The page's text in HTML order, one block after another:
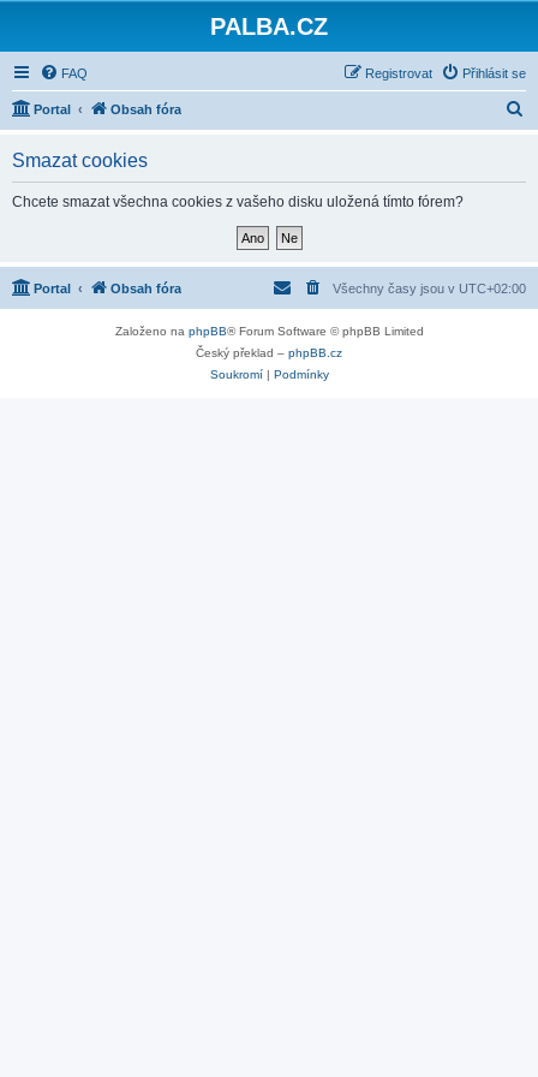
PALBA.CZ
FAQ Přihlásit se
Registrovat
Portal Obsah fóra
Smazat cookies
Chcete smazat všechna cookies z vašeho disku uložená tímto fórem?
Portal Obsah fóra Všechny časy jsou v UTC+02:00
Založeno na phpBB® Forum Software © phpBB Limited
Český překlad – phpBB.cz
Soukromí| Podmínky